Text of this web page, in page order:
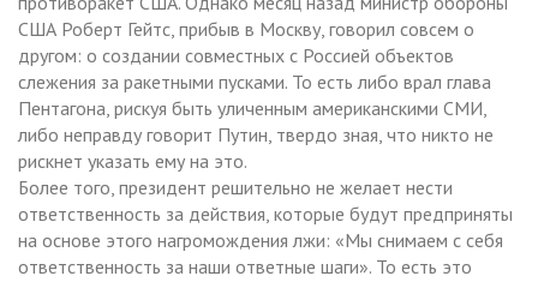
США Роберт Гейтс, прибыв в Москву, говорил совсем о
другом: о создании совместных с Россией объектов
слежения за ракетными пусками. То есть либо врал глава
Пентагона, рискуя быть уличенным американскими СМИ,
либо неправду говорит Путин, твердо зная, что никто не
рискнет указать ему на это.
Более того, президент решительно не желает нести
ответственность за действия, которые будут предприняты
на основе этого нагромождения лжи: «Мы снимаем с себя
ответственность за наши ответные шаги». То есть это